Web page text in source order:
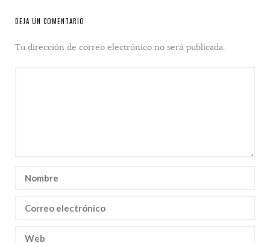
DEJA UN COMENTARIO
Tu dirección de correo electrónico no será publicada.